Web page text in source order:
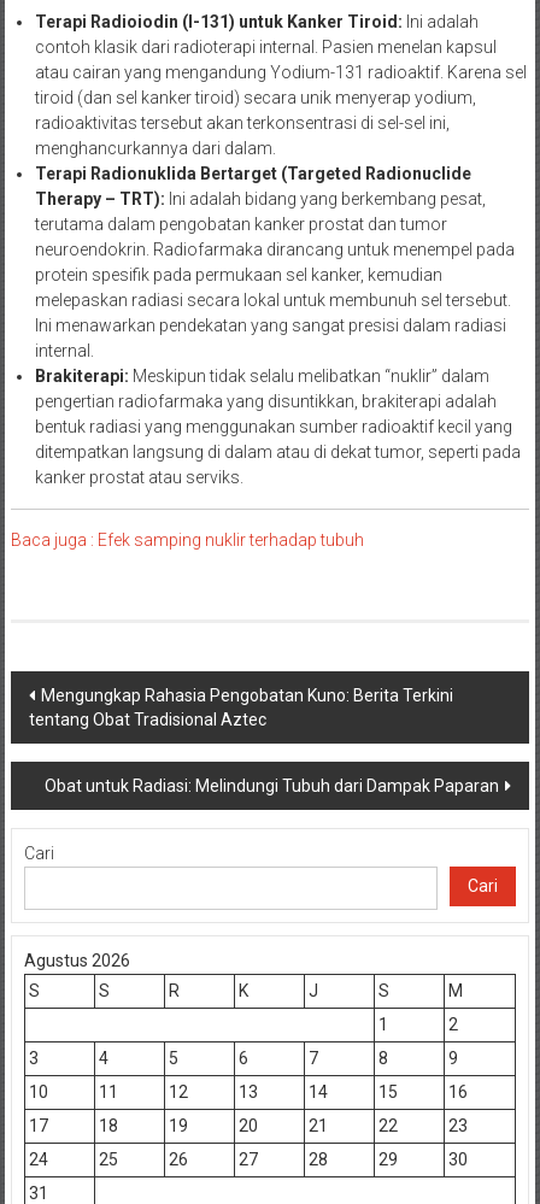
Terapi Radioiodin (I-131) untuk Kanker Tiroid: Ini adalah
contoh klasik dari radioterapi internal. Pasien menelan kapsul
atau cairan yang mengandung Yodium-131 radioaktif. Karena sel
tiroid (dan sel kanker tiroid) secara unik menyerap yodium,
radioaktivitas tersebut akan terkonsentrasi di sel-sel ini,
menghancurkannya dari dalam.
Terapi Radionuklida Bertarget (Targeted Radionuclide
Therapy – TRT): Ini adalah bidang yang berkembang pesat,
terutama dalam pengobatan kanker prostat dan tumor
neuroendokrin. Radiofarmaka dirancang untuk menempel pada
protein spesifik pada permukaan sel kanker, kemudian
melepaskan radiasi secara lokal untuk membunuh sel tersebut.
Ini menawarkan pendekatan yang sangat presisi dalam radiasi
internal.
Brakiterapi: Meskipun tidak selalu melibatkan “nuklir” dalam
pengertian radiofarmaka yang disuntikkan, brakiterapi adalah
bentuk radiasi yang menggunakan sumber radioaktif kecil yang
ditempatkan langsung di dalam atau di dekat tumor, seperti pada
kanker prostat atau serviks.
Baca juga : Efek samping nuklir terhadap tubuh
Navigasi
pos
Mengungkap Rahasia Pengobatan Kuno: Berita Terkini
tentang Obat Tradisional Aztec
Obat untuk Radiasi: Melindungi Tubuh dari Dampak Paparan
Cari
Cari
Agustus 2026
S
S R K J S
M
1
2
3
4 5 6 7 8
9
10
11 12 13 14 15
16
17
18 19 20 21 22
23
24
25 26 27 28 29
30
31